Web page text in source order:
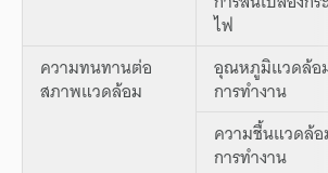
ไฟ
ความทนทานต่อ
สภาพแวดล้อม
อุณหภูมิแวดล้อ
การทำงาน
ความชื้นแวดล้
การทำงาน